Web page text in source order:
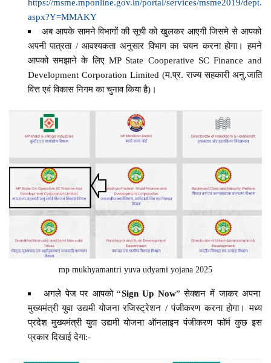
https://msme.mponline.gov.in/portal/services/msme2019/dept.
aspx?Y=MMAKY
अब आपके सामने विभागों की सूची को खुलकर आएगी जिसमे से आपको
अपनी पात्रता / आवश्यकता अनुसार विभाग का चयन करना होगा। हमने
आपको समझाने के लिए MP State Cooperative SC Finance and
Development Corporation Limited (म.प्र. राज्य सहकारी अनु.जाति
वित्त एवं विकास निगम का चुनाव किया है)।
mp mukhyamantri yuva udyami yojana 2025
अगले पेज पर आपको “Sign Up Now” सेक्शन में जाकर अपना
मुख्यमंत्री युवा उद्यमी योजना रजिस्ट्रेशन / पंजीकरण करना होगा। मध्य
प्रदेश मुख्यमंत्री युवा उद्यमी योजना ऑनलाइन पंजीकरण फॉर्म कुछ इस
प्रकार दिखाई देगा:-